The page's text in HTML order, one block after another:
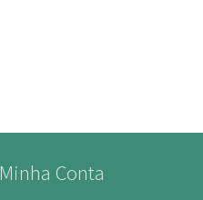
Minha Conta